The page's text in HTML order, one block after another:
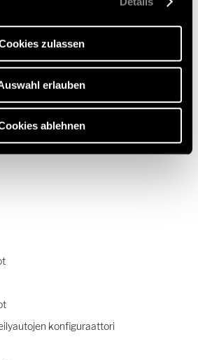
zulassen
erlauben
ablehnen
Captain Chair X290,
beige
konfiguraattori